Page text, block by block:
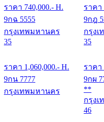
ราคา 740,000.- H. ราคา
9กฉ 5555
กรุงเทพมหานคร
35
ราคา 1,060,000.- H.
9กฎ
กรุง
35
ราคา
9กน 7777
กรุงเทพมหานคร
9กผ
**
กรุง
46